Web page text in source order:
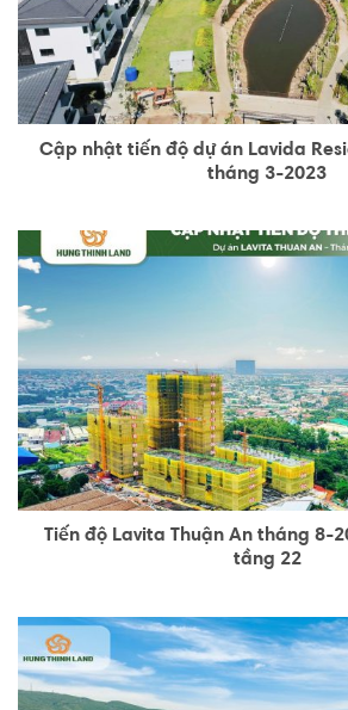
Cập nhật tiến độ dự án Lavida
tháng 3-2023
Tiến độ Lavita Thuận An tháng 8-
tầng 22